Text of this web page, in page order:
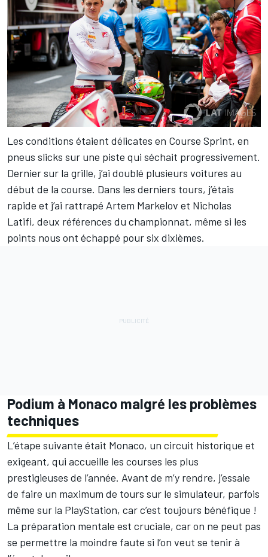
Les conditions étaient délicates en Course Sprint, en
pneus slicks sur une piste qui séchait progressivement.
Dernier sur la grille, j’ai doublé plusieurs voitures au
début de la course. Dans les derniers tours, j’étais
rapide et j’ai rattrapé Artem Markelov et Nicholas
Latifi, deux références du championnat, même si les
points nous ont échappé pour six dixièmes.
Podium à Monaco malgré les problèmes
techniques
L’étape suivante était Monaco, un circuit historique et
exigeant, qui accueille les courses les plus
prestigieuses de l’année. Avant de m’y rendre, j’essaie
de faire un maximum de tours sur le simulateur, parfois
même sur la PlayStation, car c’est toujours bénéfique !
La préparation mentale est cruciale, car on ne peut pas
se permettre la moindre faute si l’on veut se tenir à